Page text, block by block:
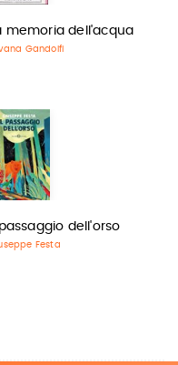
memoria dell'acqua
Gandolfi
passaggio dell'orso
Festa